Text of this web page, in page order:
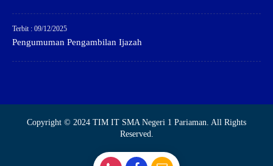
Terbit : 09/12/2025
Pengumuman Pengambilan Ijazah
Copyright © 2024 TIM IT SMA Negeri 1 Pariaman. All Rights
Reserved.